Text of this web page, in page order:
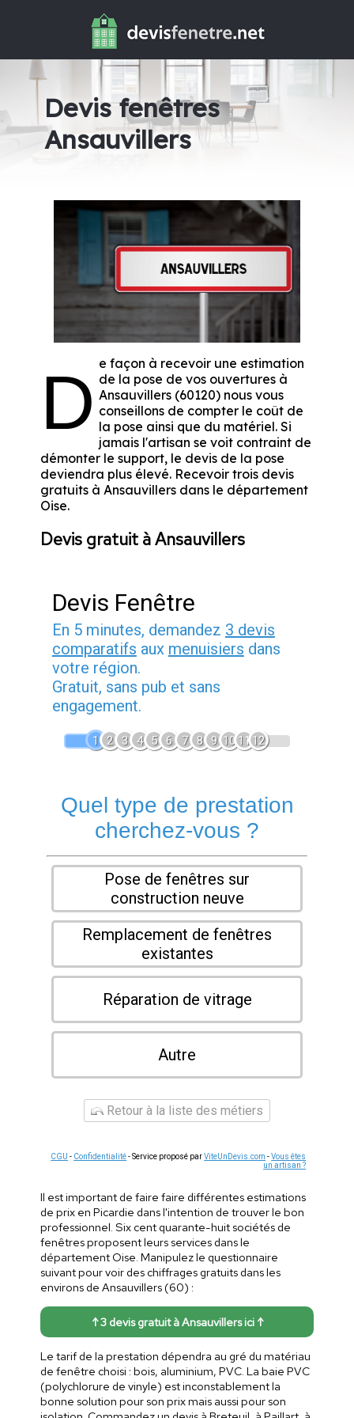
Devis fenêtres
Ansauvillers
D e façon à recevoir une estimation
de la pose de vos ouvertures à
Ansauvillers (60120) nous vous
conseillons de compter le coût de
la pose ainsi que du matériel. Si
jamais l'artisan se voit contraint de
démonter le support, le devis de la pose
deviendra plus élevé. Recevoir trois devis
gratuits à Ansauvillers dans le département
Oise.
Devis gratuit à Ansauvillers
Devis Fenêtre
En 5 minutes, demandez 3 devis
comparatifs aux menuisiers dans
votre région.
Gratuit, sans pub et sans
engagement.
1 2 3 4 5 6 7 8 9 1011 12
Quel type de prestation
cherchez-vous ?
Pose de fenêtres sur
construction neuve
Remplacement de fenêtres
existantes
Réparation de vitrage
Autre
Retour à la liste des métiers
CGU - Confidentialité- Service proposé parViteUnDevis.com -Vous êtes
un artisan ?
Il est important de faire faire différentes estimations
de prix en Picardie dans l'intention de trouver le bon
professionnel. Six cent quarante-huit sociétés de
fenêtres proposent leurs services dans le
département Oise. Manipulez le questionnaire
suivant pour voir des chiffrages gratuits dans les
environs de Ansauvillers (60) :
↑ 3 devis gratuit à Ansauvillers ici ↑
Le tarif de la prestation dépendra au gré du matériau
de fenêtre choisi : bois, aluminium, PVC. La baie PVC
(polychlorure de vinyle) est inconstablement la
bonne solution pour son prix mais aussi pour son